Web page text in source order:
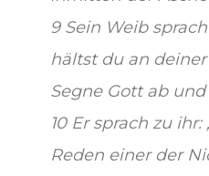
9 Sein Weib
hältst du an
Segne Gott ab und
10 Er sprach zu
Reden einer der